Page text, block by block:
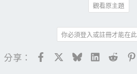
觀看原主題
你必須登入或註冊才能在
分享： FacebookBlueskyLinkedIn